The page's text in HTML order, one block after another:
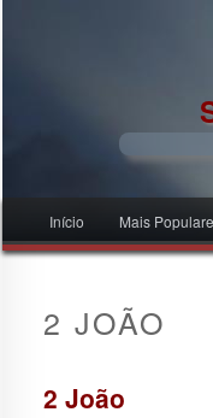
Pular para o conteúdo
Pular para o
Início Mais
2 JOÃO
2 João